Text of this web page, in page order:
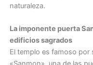
naturaleza.
La imponente puerta
edificios sagrados
El templo es famoso por